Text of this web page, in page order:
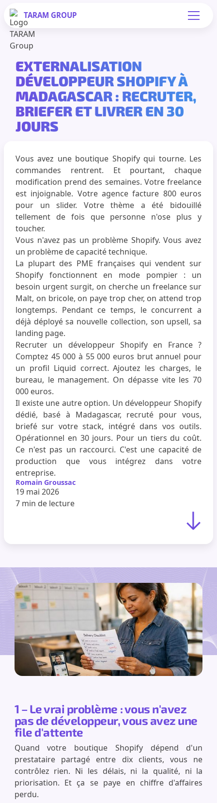
TARAM GROUP
EXTERNALISATION
DÉVELOPPEUR SHOPIFY À
MADAGASCAR : RECRUTER,
BRIEFER ET LIVRER EN 30
JOURS
Vous avez une boutique Shopify qui tourne. Les
commandes rentrent. Et pourtant, chaque
modification prend des semaines. Votre freelance
est injoignable. Votre agence facture 800 euros
pour un slider. Votre thème a été bidouillé
tellement de fois que personne n'ose plus y
toucher.
Vous n'avez pas un problème Shopify. Vous avez
un problème de capacité technique.
La plupart des PME françaises qui vendent sur
Shopify fonctionnent en mode pompier : un
besoin urgent surgit, on cherche un freelance sur
Malt, on bricole, on paye trop cher, on attend trop
longtemps. Pendant ce temps, le concurrent a
déjà déployé sa nouvelle collection, son upsell, sa
landing page.
Recruter un développeur Shopify en France ?
Comptez 45 000 à 55 000 euros brut annuel pour
un profil Liquid correct. Ajoutez les charges, le
bureau, le management. On dépasse vite les 70
000 euros.
Il existe une autre option. Un développeur Shopify
dédié, basé à Madagascar, recruté pour vous,
briefé sur votre stack, intégré dans vos outils.
Opérationnel en 30 jours. Pour un tiers du coût.
Ce n'est pas un raccourci. C'est une capacité de
production que vous intégrez dans votre
entreprise.
Romain Groussac
19 mai 2026
7 min de lecture
1 – Le vrai problème : vous n'avez
pas de développeur, vous avez une
file d'attente
Quand votre boutique Shopify dépend d'un
prestataire partagé entre dix clients, vous ne
contrôlez rien. Ni les délais, ni la qualité, ni la
priorisation. Et ça se paye en chiffre d'affaires
perdu.